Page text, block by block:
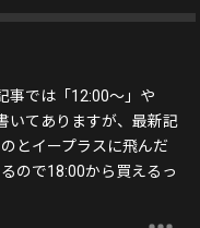
事では「12:00～」や
いてありますが、最新記
とイープラスに飛んだ
ので18:00から買えるっ